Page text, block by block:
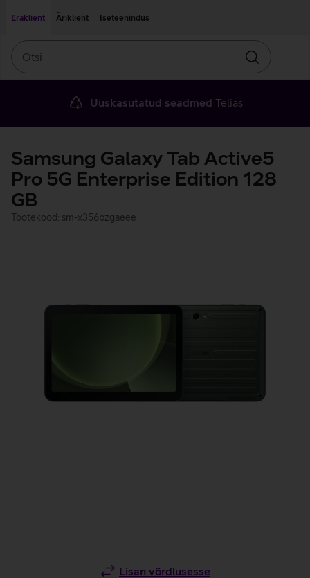
Eraklient
Äriklient Iseteenindus
Otsin
Uuskasutatud seadmed Telias
Samsung Galaxy Tab Active5
Pro 5G Enterprise Edition 128
GB
Tootekood: sm-x356bzgaeee
Lisan võrdlusesse